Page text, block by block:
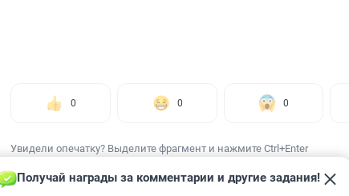
0 0 0
Увидели опечатку? Выделите фрагмент и нажмите Ctrl+Enter
Получай награды за комментарии и другие задания!